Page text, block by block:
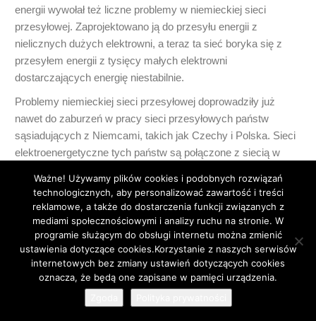
energii wywołał też liczne problemy w niemieckiej sieci
przesyłowej. Zaprojektowano ją do przesyłu energii z
nielicznych dużych elektrowni, a teraz ta sieć boryka się z
przesyłem energii z tysięcy małych elektrowni
dostarczających energię niestabilnie.
Problemy niemieckiej sieci przesyłowej doprowadziły już
nawet do zaburzeń w pracy sieci przesyłowych państw
sąsiadujących z Niemcami, takich jak Czechy i Polska. Sieci
elektroenergetyczne tych państw są połączone z siecią w
nawet do przeciążenia oraz awarii czeskich i polskich sieci.
0
13 lat temu
Polecem dla zainteresowanych:
Ważne! Używamy plików cookies i podobnych rozwiązań
technologicznych, aby personalizować zawartość i treści
reklamowe, a także do dostarczenia funkcji związanych z
mediami społecznościowymi i analizy ruchu na stronie. W
programie służącym do obsługi internetu można zmienić
ustawienia dotyczące cookies.Korzystanie z naszych serwisów
internetowych bez zmiany ustawień dotyczących cookies
oznacza, że będą one zapisane w pamięci urządzenia.